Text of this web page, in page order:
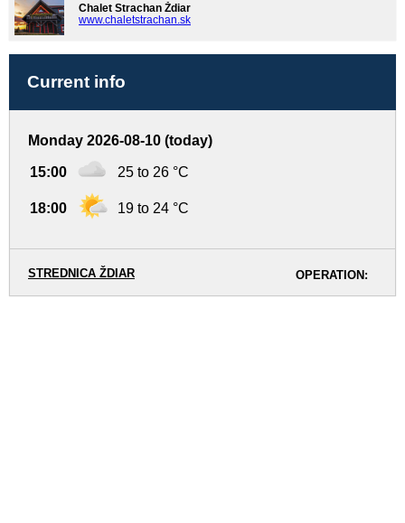
Chalet Strachan Ždiar
www.chaletstrachan.sk
Current info
Monday 2026-08-10 (today)
15:00 25 to 26 °C
18:00 19 to 24 °C
OPERATION:
STREDNICA ŽDIAR